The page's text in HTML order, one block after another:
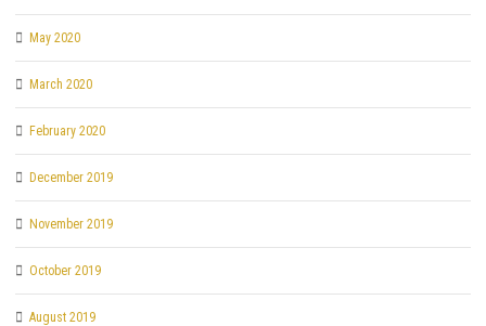
May 2020
March 2020
February 2020
December 2019
November 2019
October 2019
August 2019